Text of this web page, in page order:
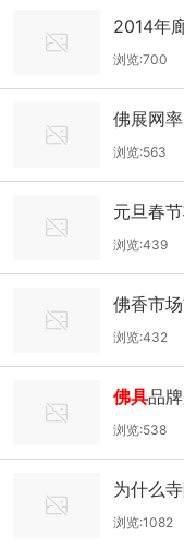
2014年
浏览:700
佛展网
浏览:563
元旦春
浏览:439
佛香市
浏览:432
佛具品
浏览:538
为什么
浏览:1082